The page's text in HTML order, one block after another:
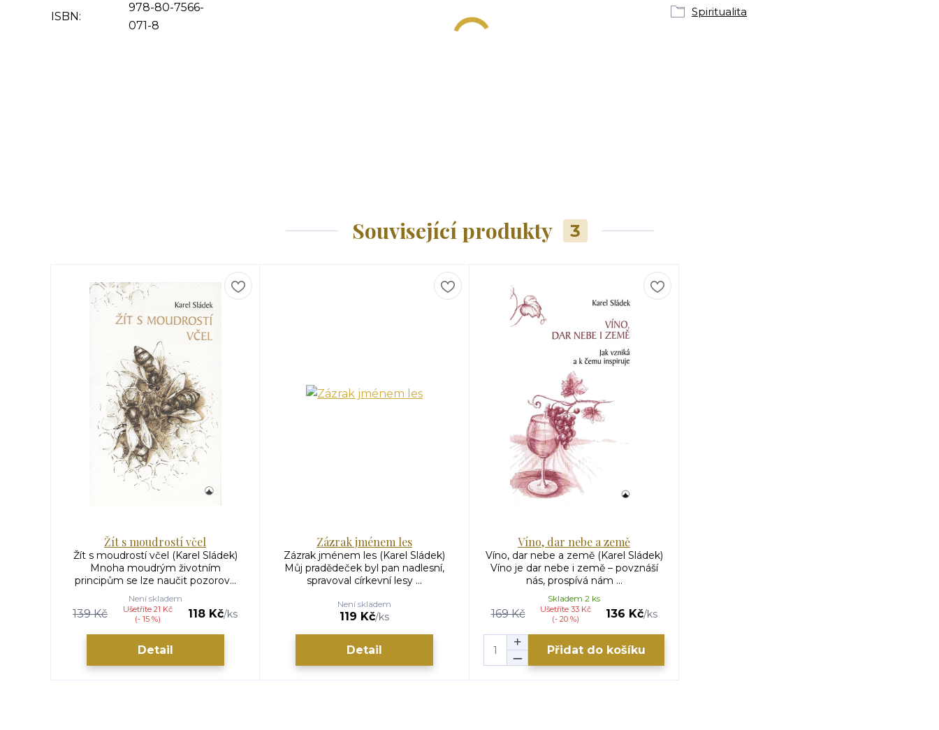
ISBN:
978-80-7566-
071-8
Spiritualita
Související produkty 3
Žít s moudrostí včel
Žít s moudrostí včel (Karel Sládek)
Mnoha moudrým životním
principům se lze naučit pozorov...
139 Kč
Ušetříte 21 Kč
(- 15 %)
118 Kč/ks
Není skladem
Detail
Zázrak jménem les
Zázrak jménem les (Karel Sládek)
Můj pradědeček byl pan nadlesní,
spravoval církevní lesy ...
119 Kč/ks
Není skladem
Detail
Víno, dar nebe a země
Víno, dar nebe a země (Karel Sládek)
Víno je dar nebe i země – povznáší
nás, prospívá nám ...
169 Kč
Ušetříte 33 Kč
(- 20 %)
136 Kč/ks
Skladem 2 ks
Přidat do košíku